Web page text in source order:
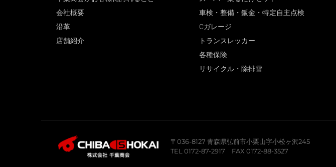
会社概要
沿革
店舗紹介
車検・整備・鈑金・特定自主点検
Cガレージ
トランスレッカー
各種保険
リサイクル・除排雪
〒036-8127 青森県弘前市小栗山字小松ヶ沢245
TEL 0172-87-2917 FAX 0172-88-3527